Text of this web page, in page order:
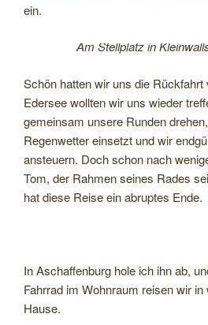
ein.
Am Stellplatz in
Schön hatten wir uns die Rückfahrt
Edersee wollten wir uns wieder
gemeinsam unsere Runden
Regenwetter einsetzt und wir
ansteuern. Doch schon nach
Tom, der Rahmen seines Rades
hat diese Reise ein abruptes Ende.
In Aschaffenburg hole ich ihn ab,
Fahrrad im Wohnraum reisen wir
Hause.